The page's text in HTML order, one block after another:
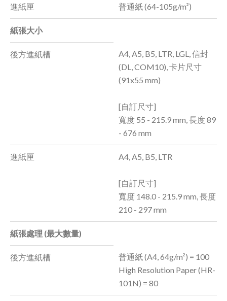
進紙匣 普通紙 (64-105g/m²)
紙張大小
後方進紙槽
A4, A5, B5, LTR, LGL, 信封
(DL, COM10), 卡片尺寸
(91x55 mm)
[自訂尺寸]
寬度 55 - 215.9 mm, 長度 89
- 676 mm
進紙匣 A4, A5, B5, LTR
[自訂尺寸]
寬度 148.0 - 215.9 mm, 長度
210 - 297 mm
紙張處理 (最大數量)
後方進紙槽
普通紙 (A4, 64g/m²) = 100
High Resolution Paper (HR-
101N) = 80